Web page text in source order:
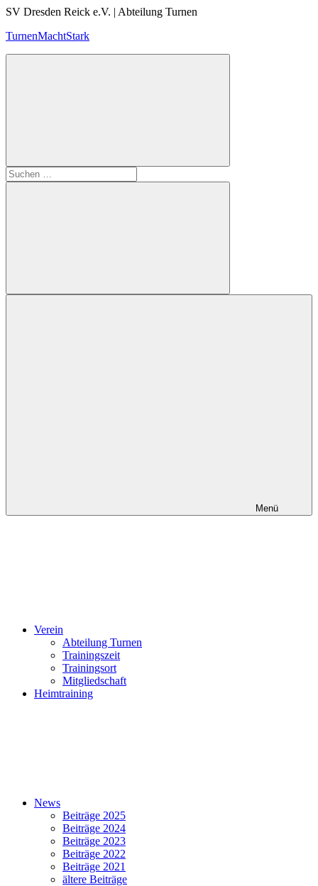
Zum
springen
SV Dresden Reick e.V. | Abteilung Turnen
TurnenMachtStark
Suchen
nach:
Suchen
Menü
Verein
Abteilung Turnen
Trainingszeit
Trainingsort
Mitgliedschaft
Heimtraining
News
Beiträge 2025
Beiträge 2024
Beiträge 2023
Beiträge 2022
Beiträge 2021
ältere Beiträge